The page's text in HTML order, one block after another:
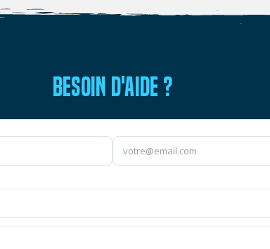
BESOIN D'AIDE ?